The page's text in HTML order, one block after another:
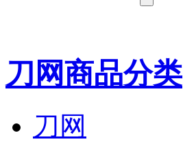
刀网商品分类
刀网